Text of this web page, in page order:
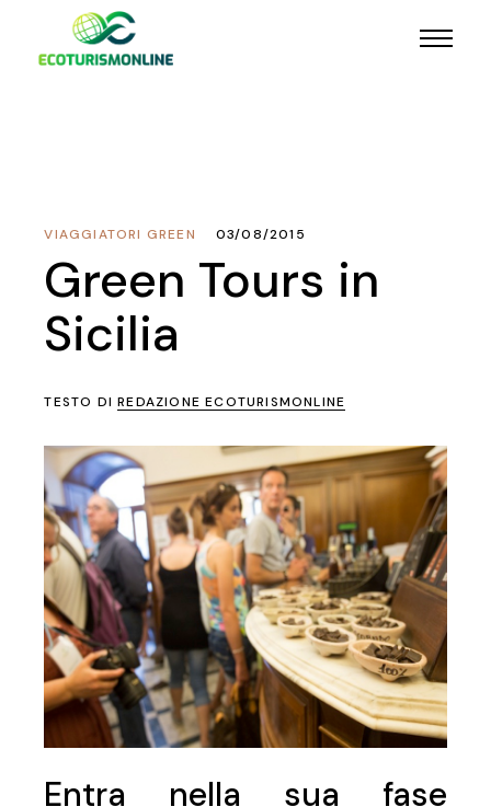
VIAGGIATORI GREEN 03/08/2015
Green Tours in
Sicilia
TESTO DIREDAZIONE ECOTURISMONLINE
Entra nella sua fase